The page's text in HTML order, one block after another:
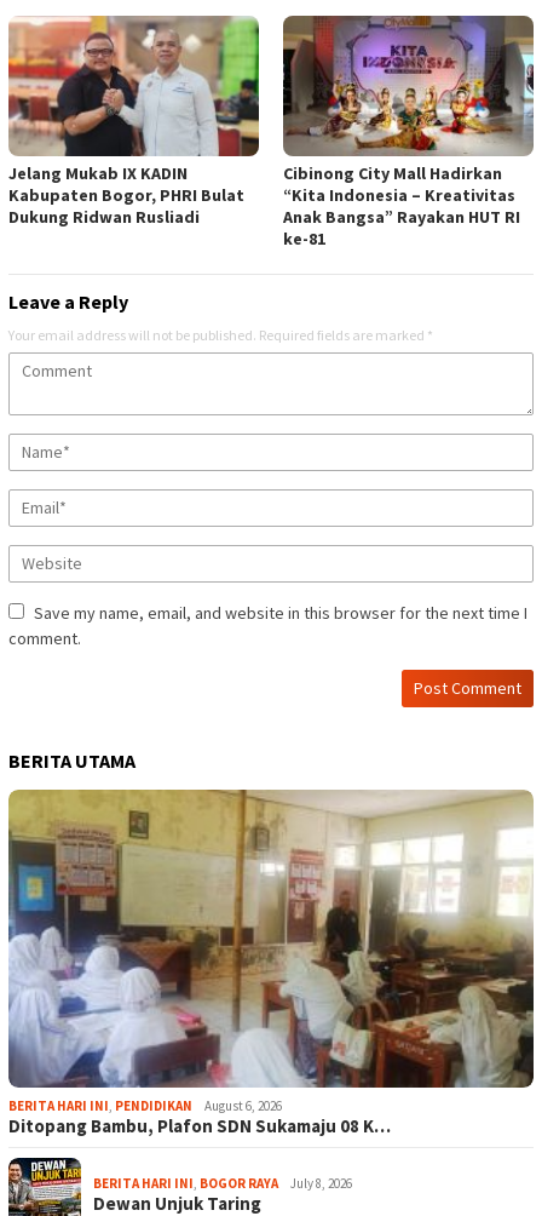
Jelang Mukab IX KADIN
Kabupaten Bogor, PHRI Bulat
Dukung Ridwan Rusliadi
Cibinong City Mall Hadirkan
“Kita Indonesia – Kreativitas
Anak Bangsa” Rayakan HUT RI
ke-81
Leave a Reply
Your email address will not be published. Required fields are marked *
Save my name, email, and website in this browser for the next time I
comment.
BERITA UTAMA
BERITA HARI INI, PENDIDIKAN August 6, 2026
Ditopang Bambu, Plafon SDN Sukamaju 08 K…
BERITA HARI INI, BOGOR RAYA July 8, 2026
Dewan Unjuk Taring